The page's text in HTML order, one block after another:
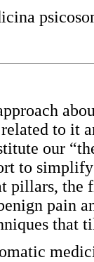
to it
our
to
pillars, the
pain
that